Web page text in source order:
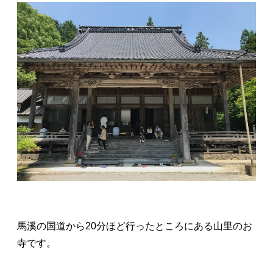
馬溪の国道から20分ほど行ったところにある山里のお
寺です。